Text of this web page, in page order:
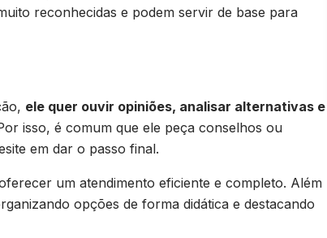
reconhecidas e podem servir de base para
ele quer ouvir opiniões, analisar alternativas e
isso, é comum que ele peça conselhos ou
em dar o passo final.
um atendimento eficiente e completo. Além
opções de forma didática e destacando